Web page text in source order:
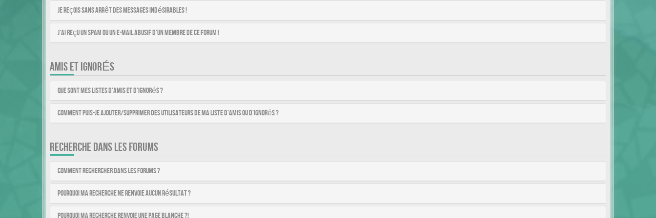
Je reçois sans arrêt des messages indésirables !
J’ai reçu un spam ou un e-mail abusif d’un membre de ce forum !
AMIS ET IGNORÉS
Que sont mes listes d’amis et d’ignorés ?
Comment puis-je ajouter/supprimer des utilisateurs de ma liste d’amis ou d’ignorés ?
RECHERCHE DANS LES FORUMS
Comment rechercher dans les forums ?
Pourquoi ma recherche ne renvoie aucun résultat ?
Pourquoi ma recherche renvoie une page blanche ?!